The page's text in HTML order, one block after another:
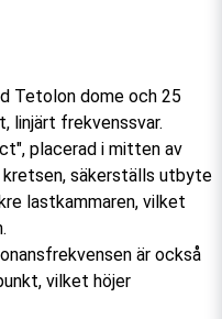
Tetolon dome och 25
linjärt frekvenssvar.
placerad i mitten av
säkerställs utbyte
lastkammaren, vilket
är också
vilket höjer